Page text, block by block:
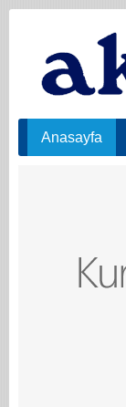
Anasayfa